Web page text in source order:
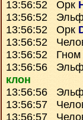
13:56:52 Орк
13:56:52 Эльф
13:56:52 Орк
13:56:52
13:56:52 Гном
13:56:56 Эльф
клон
13:56:56 Эльф
13:56:57
13:56:57